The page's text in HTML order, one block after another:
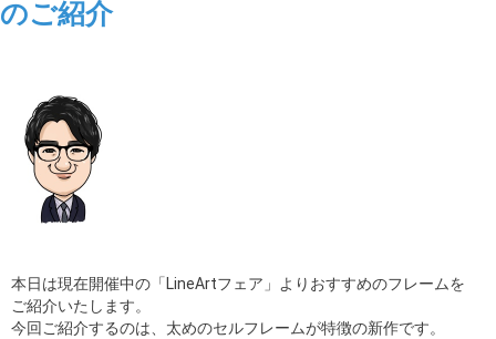
のご紹介
本日は現在開催中の「LineArtフェア」よりおすすめのフレームを
ご紹介いたします。
今回ご紹介するのは、太めのセルフレームが特徴の新作です。